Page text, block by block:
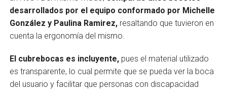
desarrollados por el equipo conformado por Michelle
González y Paulina Ramirez,resaltando que tuvieron en
cuenta la ergonomía del mismo.
El cubrebocas es incluyente,pues el material utilizado
es transparente, lo cual permite que se pueda ver la boca
del usuario y facilitar que personas con discapacidad